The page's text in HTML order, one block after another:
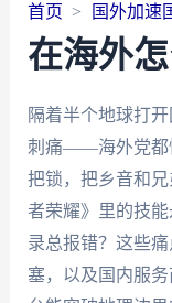
首页 国外加速
在海外
隔着半个地球打
刺痛——海外党都
把锁，把乡音和
者荣耀》里的技
录总报错？这些
塞，以及国内服